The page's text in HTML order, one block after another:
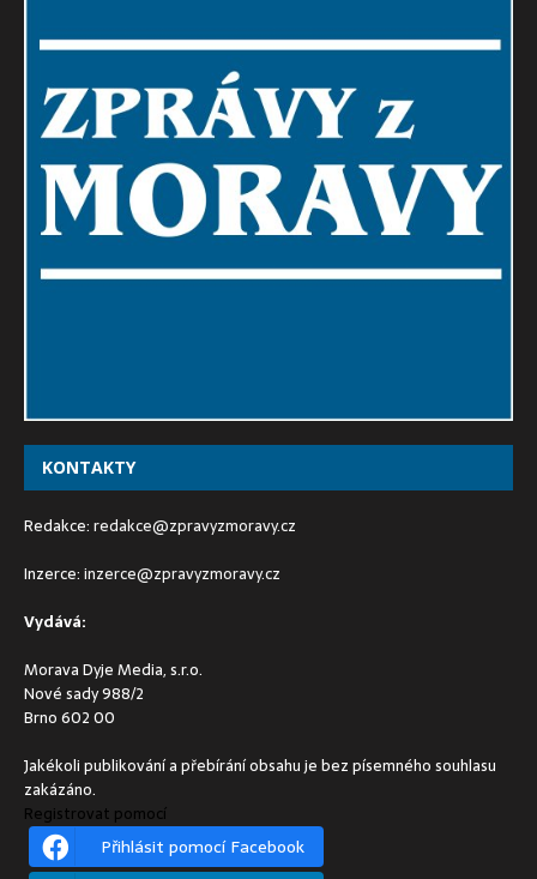
KONTAKTY
Redakce:redakce@zpravyzmoravy.cz
Inzerce:inzerce@zpravyzmoravy.cz
Vydává:
Morava Dyje Media, s.r.o.
Nové sady 988/2
Brno 602 00
Jakékoli publikování a přebírání obsahu je bez písemného souhlasu
zakázáno.
Registrovat pomocí
Přihlásit pomocí Facebook